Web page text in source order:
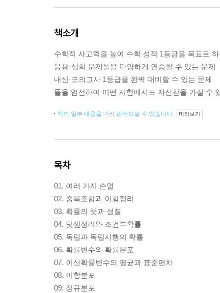
책소개
수학적 사고력을 높여 수학 성적 1등급을 목표로
응용·심화 문제들을 다양하게 연습할 수 있는 문제
내신·모의고사 1등급을 완벽 대비할 수 있는 문제
들을 엄선하여 어떤 시험에서도 자신감을 가질 수
책의 일부 내용을 미리 읽어보실 수 있습니다. 미리보기
목차
01. 여러 가지 순열
02. 중복조합과 이항정리
03. 확률의 뜻과 성질
04. 덧셈정리와 조건부확률
05. 독립과 독립시행의 확률
06. 확률변수와 확률분포
07. 이산확률변수의 평균과 표준편차
08. 이항분포
09. 정규분포